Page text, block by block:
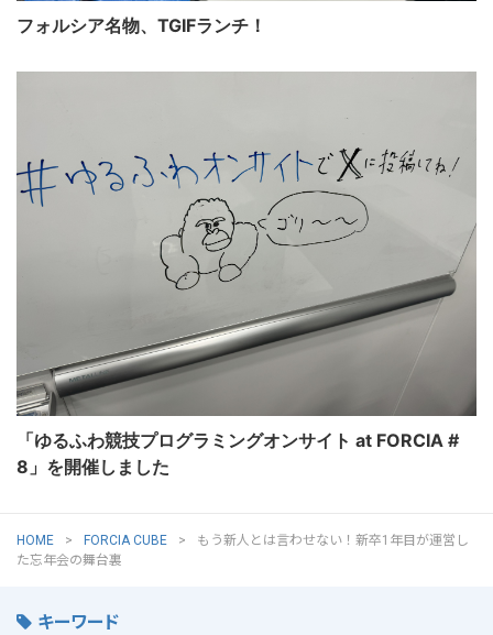
フォルシア名物、TGIFランチ！
「ゆるふわ競技プログラミングオンサイト at FORCIA #
8」を開催しました
HOME FORCIA CUBE
もう新人とは言わせない！新卒1年目が運営し
た忘年会の舞台裏
キーワード